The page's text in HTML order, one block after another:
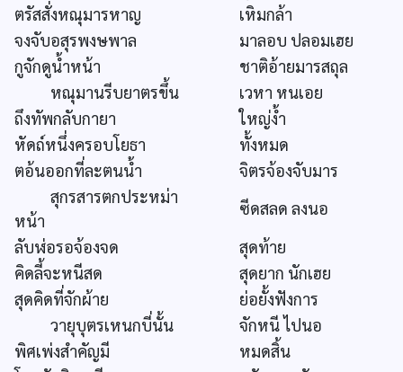
ตรัสสั่งหณุมารหาญ
เหิมกล้า
จงจับอสุรพงษพาล
มาลอบ ปลอมเฮย
กูจักดูน้ำหน้า
ชาติอ้ายมารสถุล
หณุมานรีบยาตรขึ้น
เวหา หนเอย
ถึงทัพกลับกายา
ใหญ่ง้ำ
หัดถ์หนึ่งครอบโยธา
ทั้งหมด
ตอ้นออกที่ละตนน้ำ
จิตรจ้องจับมาร
สุกรสารตกประหม่า
หน้า
ซีดสลด ลงนอ
ลับฬ่อรอจ้องจด
สุดท้าย
คิดลี้จะหนีสด
สุดยาก นักเฮย
สุดคิดที่จักผ้าย
ย่อยั้งฟังการ
วายุบุตรเหนกบี่นั้น
จักหนี ไปนอ
พิศเพ่งสำคัญมี
หมดสิ้น